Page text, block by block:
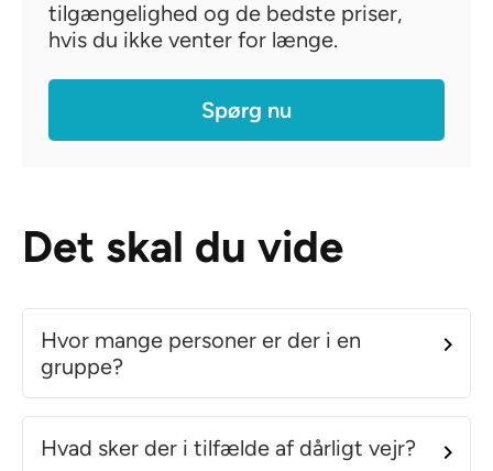
tilgængelighed og de bedste priser,
hvis du ikke venter for længe.
Spørg nu
Det skal du vide
Hvor mange personer er der i en
gruppe?
Hvad sker der i tilfælde af dårligt vejr?